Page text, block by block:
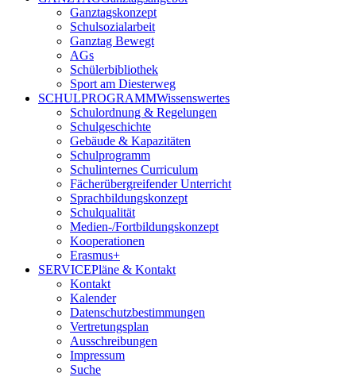
Ganztagskonzept
Schulsozialarbeit
Ganztag Bewegt
AGs
Schülerbibliothek
Sport am Diesterweg
SCHULPROGRAMMWissenswertes
Schulordnung & Regelungen
Schulgeschichte
Gebäude & Kapazitäten
Schulprogramm
Schulinternes Curriculum
Fächerübergreifender Unterricht
Sprachbildungskonzept
Schulqualität
Medien-/Fortbildungskonzept
Kooperationen
Erasmus+
SERVICEPläne & Kontakt
Kontakt
Kalender
Datenschutzbestimmungen
Vertretungsplan
Ausschreibungen
Impressum
Suche